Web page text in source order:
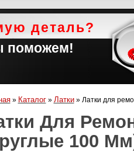
деталь?
поможем!
» Каталог» Латки» Латки для
Для
100